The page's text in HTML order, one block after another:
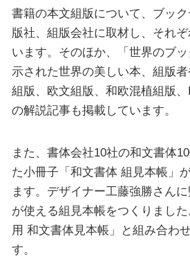
書籍の本文組版について、ブッ
版社、組版会社に取材し、それ
います。そのほか、「世界のブ
示された世界の美しい本、組版
組版、欧文組版、和欧混植組版
の解説記事も掲載しています。
また、書体会社10社の和文書体
た小冊子「和文書体 組見本帳」
ます。デザイナー工藤強勝さん
が使える組見本帳をつくりまし
用 和文書体見本帳」と組み合わ
す。